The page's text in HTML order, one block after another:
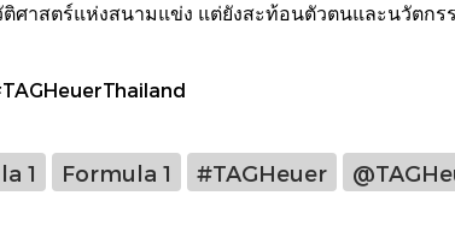
ติศาสตร์แห่งสนามแข่ง แต่ยังสะท้อนตัวตนและนวัต
1 Formula 1 #TAGHeuer